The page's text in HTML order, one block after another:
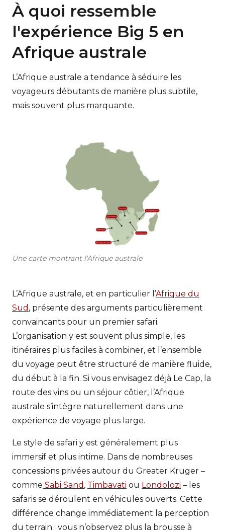
À quoi ressemble
l'expérience Big 5 en
Afrique australe
L’Afrique australe a tendance à séduire les
voyageurs débutants de manière plus subtile,
mais souvent plus marquante.
Une carte montrant l'Afrique australe
L’Afrique australe, et en particulier l’Afrique du
Sud , présente des arguments particulièrement
convaincants pour un premier safari.
L’organisation y est souvent plus simple, les
itinéraires plus faciles à combiner, et l’ensemble
du voyage peut être structuré de manière fluide,
du début à la fin. Si vous envisagez déjà Le Cap, la
route des vins ou un séjour côtier, l’Afrique
australe s’intègre naturellement dans une
expérience de voyage plus large.
Le style de safari y est généralement plus
immersif et plus intime. Dans de nombreuses
concessions privées autour du Greater Kruger –
comme Sabi Sand , Timbavati ou Londolozi – les
safaris se déroulent en véhicules ouverts. Cette
différence change immédiatement la perception
du terrain : vous n’observez plus la brousse à